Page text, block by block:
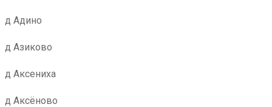
д Адино
д Азиково
д Аксениха
д Аксёново